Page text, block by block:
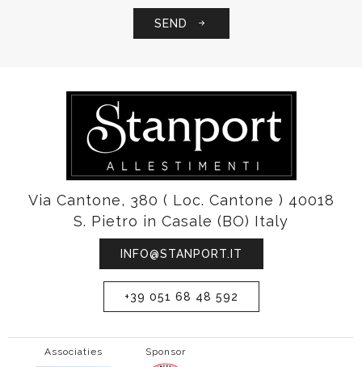
SEND
Via Cantone, 380 ( Loc. Cantone ) 40018
S. Pietro in Casale (BO) Italy
INFO@STANPORT.IT
+39 051 68 48 592
Associaties Sponsor